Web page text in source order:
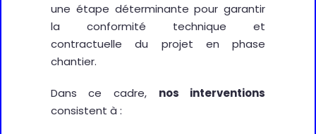
une étape déterminante pour garantir
la conformité technique et
contractuelle du projet en phase
chantier.
Dans ce cadre, nos interventions
consistent à :